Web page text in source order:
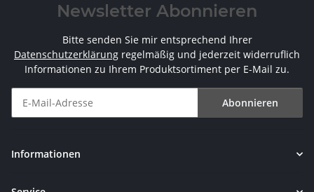
Newsletter Abonnieren
Bitte senden Sie mir entsprechend Ihrer
Datenschutzerklärung regelmäßig und jederzeit widerruflich
Informationen zu Ihrem Produktsortiment per E-Mail zu.
Abonnieren
Informationen